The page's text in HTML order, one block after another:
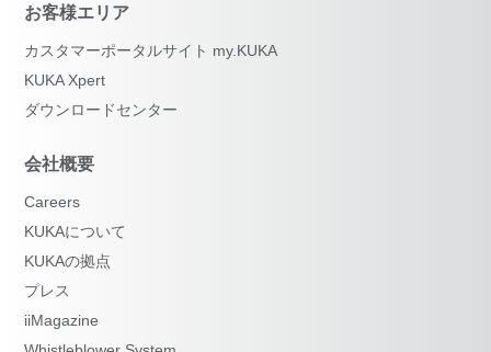
お客様エリア
カスタマーポータルサイト my.KUKA
KUKA Xpert
ダウンロードセンター
会社概要
Careers
KUKAについて
KUKAの拠点
プレス
iiMagazine